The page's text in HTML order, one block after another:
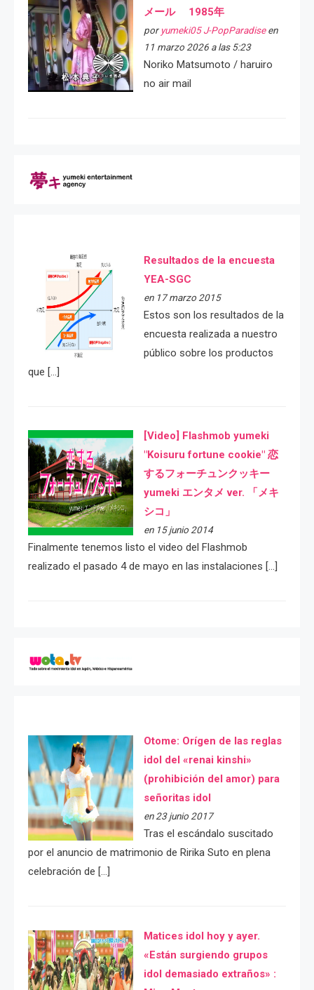
メール 1985年
por yumeki05 J-PopParadiseen
11 marzo 2026 a las 5:23
Noriko Matsumoto / haruiro
no air mail
Resultados de la encuesta
YEA-SGC
en 17 marzo 2015
Estos son los resultados de la
encuesta realizada a nuestro
público sobre los productos
que […]
[Video] Flashmob yumeki
"Koisuru fortune cookie" 恋
するフォーチュンクッキー
yumeki エンタメ ver. 「メキ
シコ」
en 15 junio 2014
Finalmente tenemos listo el video del Flashmob
realizado el pasado 4 de mayo en las instalaciones […]
Otome: Orígen de las reglas
idol del «renai kinshi»
(prohibición del amor) para
señoritas idol
en 23 junio 2017
Tras el escándalo suscitado
por el anuncio de matrimonio de Ririka Suto en plena
celebración de […]
Matices idol hoy y ayer.
«Están surgiendo grupos
idol demasiado extraños» :